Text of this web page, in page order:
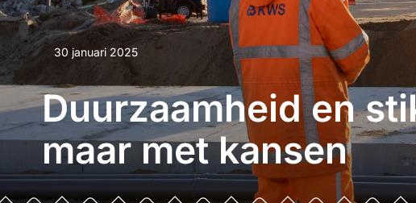
30 januari 2025
Duurzaamheid en
maar met kansen